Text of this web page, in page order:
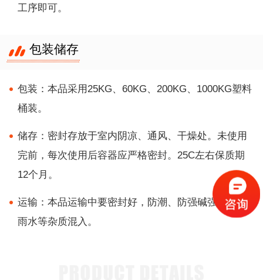
工序即可。
包装储存
包装：本品采用25KG、60KG、200KG、1000KG塑料
桶装。
储存：密封存放于室内阴凉、通风、干燥处。未使用
完前，每次使用后容器应严格密封。25C左右保质期
12个月。
运输：本品运输中要密封好，防潮、防强碱强酸及防
雨水等杂质混入。